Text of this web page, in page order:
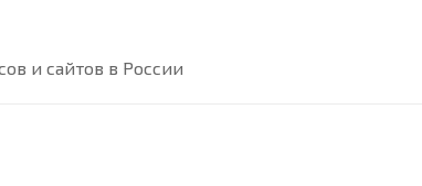
и сайтов в России